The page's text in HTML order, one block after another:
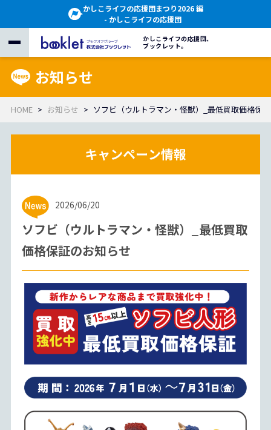
かしこライフの応援団まつり2026 編
- かしこライフの応援団
かしこライフの応援団、
ブックレット。
お知らせ
HOME お知らせ ソフビ（ウルトラマン・怪獣）_最低買取価格保
2026/06/20
ソフビ（ウルトラマン・怪獣）_最低買取
価格保証のお知らせ